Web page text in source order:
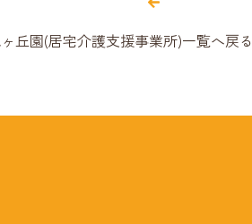
丘園(居宅介護支援事業所)一覧へ戻る